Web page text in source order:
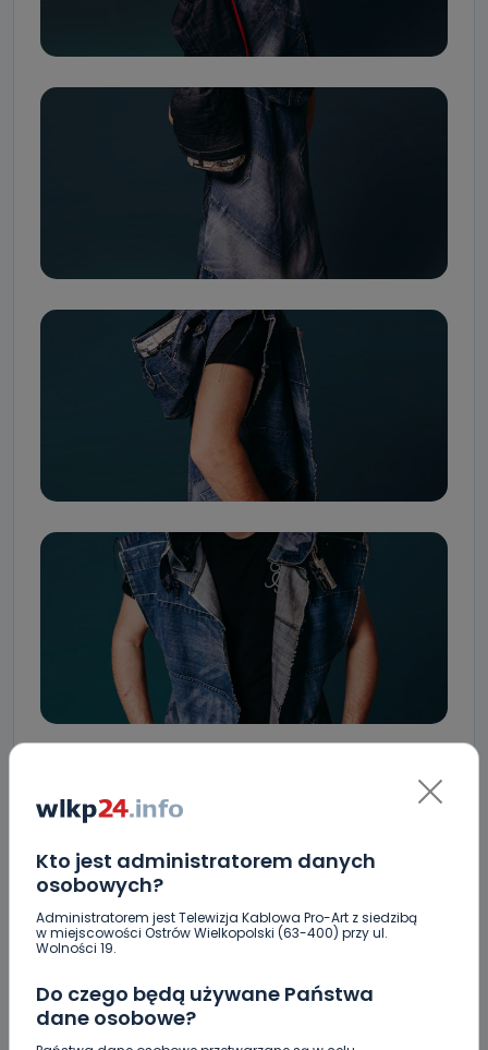
Kto jest administratorem danych
osobowych?
Administratorem jest Telewizja Kablowa Pro-Art z siedzibą
w miejscowości Ostrów Wielkopolski (63-400) przy ul.
Wolności 19.
Do czego będą używane Państwa
dane osobowe?